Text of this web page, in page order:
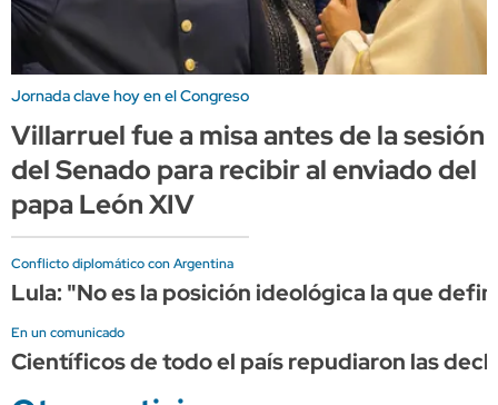
Jornada clave hoy en el Congreso
Villarruel fue a misa antes de la sesión
del Senado para recibir al enviado del
papa León XIV
Conflicto diplomático con Argentina
Lula: "No es la posición ideológica la que
En un comunicado
Científicos de todo el país repudiaron las